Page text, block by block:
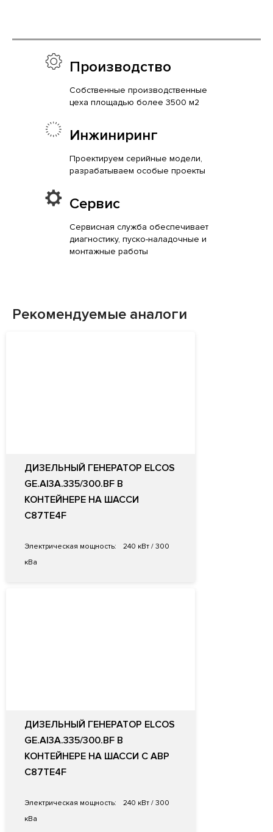
Производство
Собственные производственные
цеха площадью более 3500 м2
Инжиниринг
Проектируем серийные модели,
разрабатываем особые проекты
Сервис
Сервисная служба обеспечивает
диагностику, пуско-наладочные и
монтажные работы
Рекомендуемые аналоги
ДИЗЕЛЬНЫЙ ГЕНЕРАТОР ELCOS
GE.AI3A.335/300.BF В
КОНТЕЙНЕРЕ НА ШАССИ
C87TE4F
Электрическая мощность:
240 кВт / 300
кВа
ДИЗЕЛЬНЫЙ ГЕНЕРАТОР ELCOS
GE.AI3A.335/300.BF В
КОНТЕЙНЕРЕ НА ШАССИ С АВР
C87TE4F
Электрическая мощность:
240 кВт / 300
кВа